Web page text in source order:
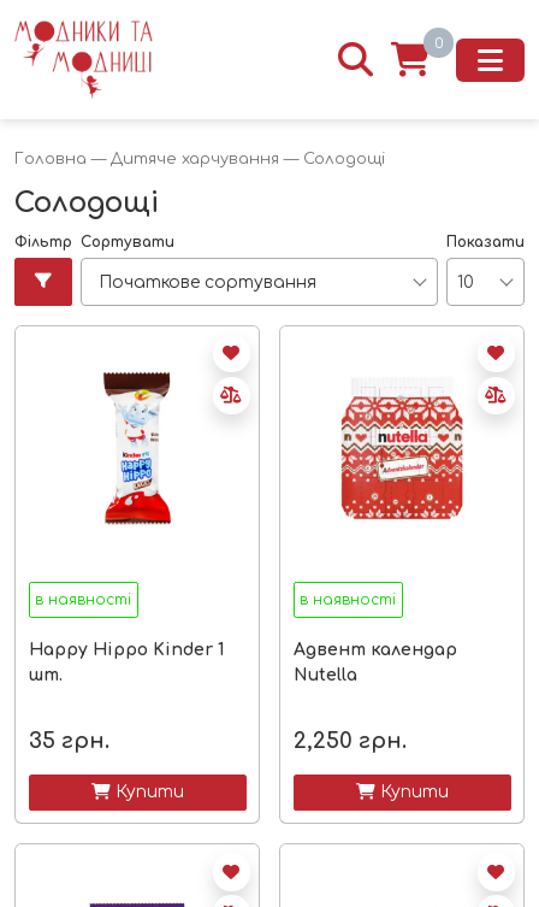
0
Головна — Дитяче харчування — Солодощі
Солодощі
Фільтр Сортувати
Початкове сортування
Показати
10
в наявності
Happy Hippo Kinder 1
шт.
35 грн.
 Купити
в наявності
Адвент календар
Nutella
2,250 грн.
 Купити